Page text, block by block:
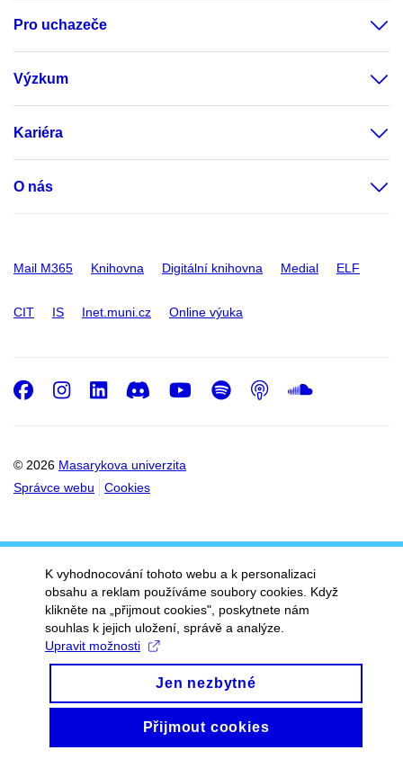
Pro uchazeče
Výzkum
Kariéra
O nás
Mail M365 Knihovna Digitální knihovna Medial ELF
CIT IS Inet.muni.cz Online výuka
© 2026 Masarykova univerzita
Správce webu
Cookies
Facebook
Instagram
LinkedIn
DiscordYoutube
Spotify
Podcast
K vyhodnocování tohoto webu a k personalizaci
obsahu a reklam používáme soubory cookies. Když
klikněte na „přijmout cookies", poskytnete nám
souhlas k jejich uložení, správě a analýze.
Upravit možnosti
Jen nezbytné
Přijmout cookies